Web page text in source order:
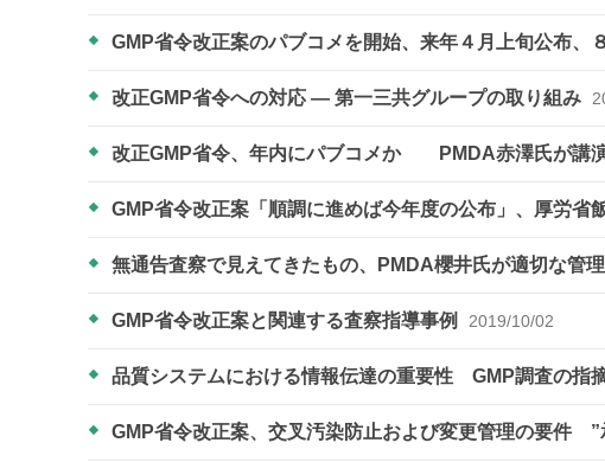
GMP省令改正案のパブコメを開始、来年４月上旬公布、
改正GMP省令への対応 ― 第一三共グループの取り組み
改正GMP省令、年内にパブコメか PMDA赤澤氏が講
GMP省令改正案「順調に進めば今年度の公布」、厚労省
無通告査察で見えてきたもの、PMDA櫻井氏が適切な管
GMP省令改正案と関連する査察指導事例 2019/10/02
品質システムにおける情報伝達の重要性 GMP調査の指
GMP省令改正案、交叉汚染防止および変更管理の要件 ”